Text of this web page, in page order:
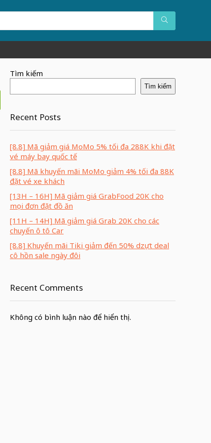
Tìm kiếm
Tìm kiếm
Recent Posts
[8.8] Mã giảm giá MoMo 5% tối đa 288K khi đặt
vé máy bay quốc tế
[8.8] Mã khuyến mãi MoMo giảm 4% tối đa 88K
đặt vé xe khách
[13H – 16H] Mã giảm giá GrabFood 20K cho
mọi đơn đặt đồ ăn
[11H – 14H] Mã giảm giá Grab 20K cho các
chuyến ô tô Car
[8.8] Khuyến mãi Tiki giảm đến 50% dzựt deal
cô hồn sale ngày đôi
Recent Comments
Không có bình luận nào để hiển thị.